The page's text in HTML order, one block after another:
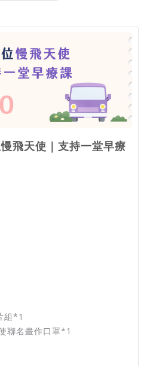
飛天使｜支持一堂早療
組*1
聯名畫作口罩*1